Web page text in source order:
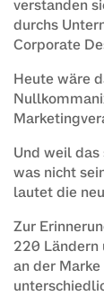
verstanden
durchs
Corporate
Heute wäre
Und weil
was nicht
lautet die
Zur
220 Ländern
an der